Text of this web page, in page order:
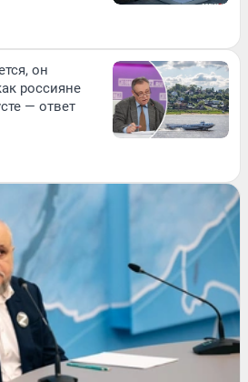
он
россияне
— ответ